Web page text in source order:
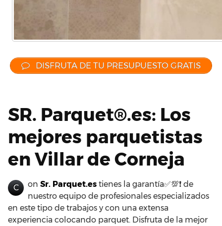
DISFRUTA DE TU PRESUPUESTO GRATIS
SR. Parquet®.es: Los
mejores parquetistas
en Villar de Corneja
C on Sr. Parquet.es tienes la garantía✅💯❗ de
nuestro equipo de profesionales especializados
en este tipo de trabajos y con una extensa
experiencia colocando parquet. Disfruta de la mejor